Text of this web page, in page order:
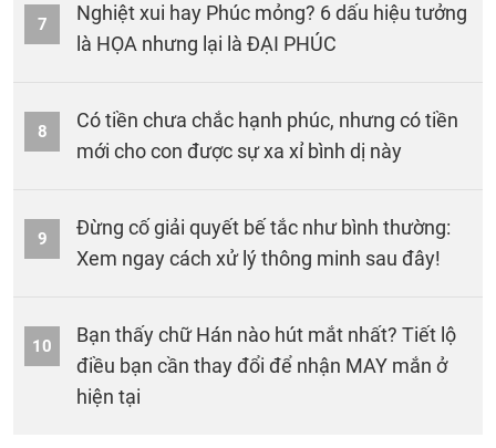
7
Nghiệt xui hay Phúc mỏng? 6 dấu hiệu tưởng
là HỌA nhưng lại là ĐẠI PHÚC
8
Có tiền chưa chắc hạnh phúc, nhưng có tiền
mới cho con được sự xa xỉ bình dị này
9
Đừng cố giải quyết bế tắc như bình thường:
Xem ngay cách xử lý thông minh sau đây!
10
Bạn thấy chữ Hán nào hút mắt nhất? Tiết lộ
điều bạn cần thay đổi để nhận MAY mắn ở
hiện tại